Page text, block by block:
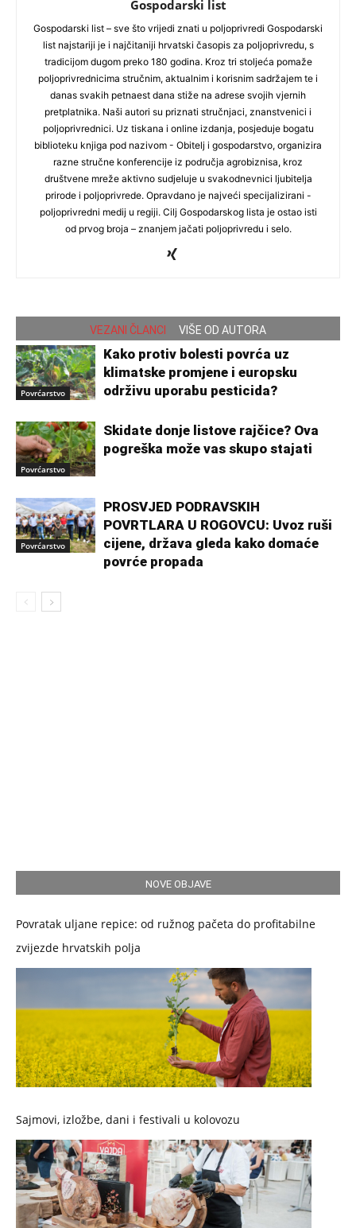
Gospodarski list
Gospodarski list – sve što vrijedi znati u poljoprivredi Gospodarski
list najstariji je i najčitaniji hrvatski časopis za poljoprivredu, s
tradicijom dugom preko 180 godina. Kroz tri stoljeća pomaže
poljoprivrednicima stručnim, aktualnim i korisnim sadržajem te i
danas svakih petnaest dana stiže na adrese svojih vjernih
pretplatnika. Naši autori su priznati stručnjaci, znanstvenici i
poljoprivrednici. Uz tiskana i online izdanja, posjeduje bogatu
biblioteku knjiga pod nazivom - Obitelj i gospodarstvo, organizira
razne stručne konferencije iz područja agrobiznisa, kroz
društvene mreže aktivno sudjeluje u svakodnevnici ljubitelja
prirode i poljoprivrede. Opravdano je najveći specijalizirani -
poljoprivredni medij u regiji. Cilj Gospodarskog lista je ostao isti
od prvog broja – znanjem jačati poljoprivredu i selo.
VEZANI ČLANCI VIŠE OD AUTORA
Povrćarstvo
Kako protiv bolesti povrća uz
klimatske promjene i europsku
održivu uporabu pesticida?
Povrćarstvo
Skidate donje listove rajčice? Ova
pogreška može vas skupo stajati
Povrćarstvo
PROSVJED PODRAVSKIH
POVRTLARA U ROGOVCU: Uvoz ruši
cijene, država gleda kako domaće
povrće propada
NOVE OBJAVE
Povratak uljane repice: od ružnog pačeta do profitabilne
zvijezde hrvatskih polja
Sajmovi, izložbe, dani i festivali u kolovozu